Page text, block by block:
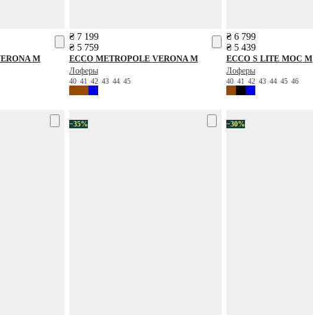
M
₴ 7 199
₴ 5 759
ECCOMETROPOLE VERONA M
Лоферы
40 41 42 43 44 45
₴ 6 799
₴ 5 439
ECCO S LITE MOC M
Лоферы
40414243444546
−35% −30%